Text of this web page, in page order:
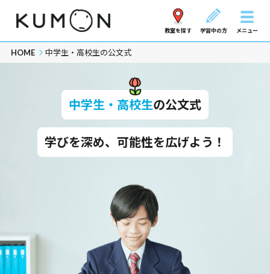
教室を探す 学習中の方 メニュー
HOME 中学生・高校生の公文式
中学生・高校生の公文式
学びを深め、可能性を広げよう！